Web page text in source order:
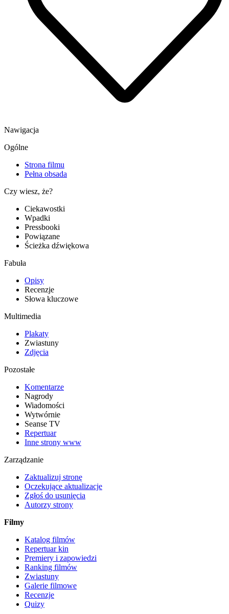
Nawigacja
Ogólne
Strona filmu
Pełna obsada
Czy wiesz, że?
Ciekawostki
Wpadki
Pressbooki
Powiązane
Ścieżka dźwiękowa
Fabuła
Opisy
Recenzje
Słowa kluczowe
Multimedia
Plakaty
Zwiastuny
Zdjęcia
Pozostałe
Komentarze
Nagrody
Wiadomości
Wytwórnie
Seanse TV
Repertuar
Inne strony www
Zarządzanie
Zaktualizuj stronę
Oczekujące aktualizacje
Zgłoś do usunięcia
Autorzy strony
Filmy
Katalog filmów
Repertuar kin
Premiery i zapowiedzi
Ranking filmów
Zwiastuny
Galerie filmowe
Recenzje
Quizy